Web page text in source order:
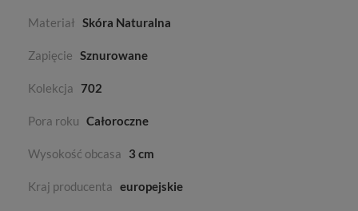
Materiał Skóra Naturalna
Zapięcie Sznurowane
Kolekcja 702
Pora roku Całoroczne
Wysokość obcasa 3 cm
Kraj producenta europejskie